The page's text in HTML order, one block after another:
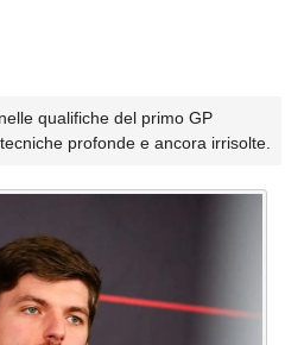
qualifiche del primo GP
profonde e ancora irrisolte.